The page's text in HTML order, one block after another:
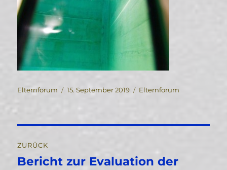
Autor
Elternforum
Veröffentlicht
15. September 2019 Kategorien
Elternforum
ZURÜCK
Vorheriger
Bericht zur Evaluation der